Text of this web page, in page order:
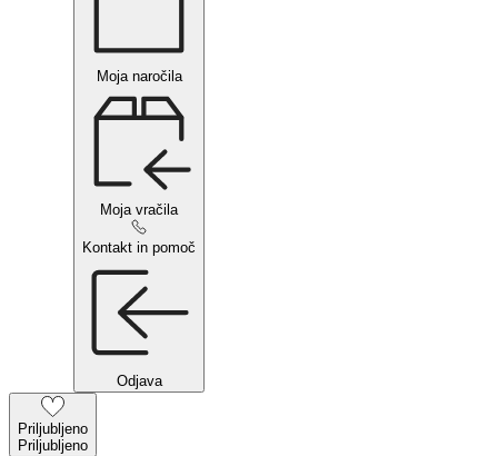
Moja naročila
Moja vračila
Kontakt in pomoč
Odjava
Priljubljeno
Priljubljeno